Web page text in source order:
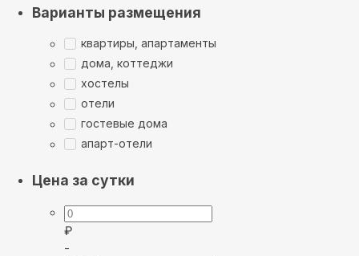
Варианты размещения
квартиры, апартаменты
дома, коттеджи
хостелы
отели
гостевые дома
апарт-отели
Цена за сутки
₽
-